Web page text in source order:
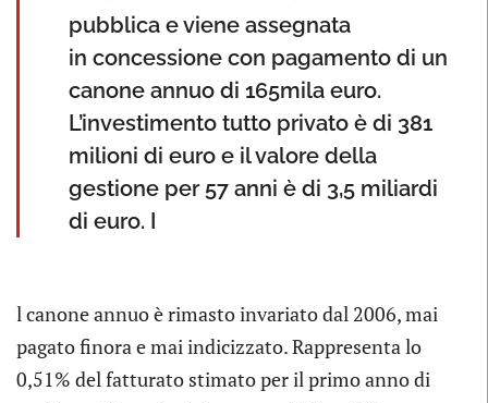
pubblica e viene assegnata
in concessione con pagamento di un
canone annuo di 165mila euro.
L’investimento tutto privato è di 381
milioni di euro e il valore della
gestione per 57 anni è di 3,5 miliardi
di euro. I
l canone annuo è rimasto invariato dal 2006, mai
pagato finora e mai indicizzato. Rappresenta lo
0,51% del fatturato stimato per il primo anno di